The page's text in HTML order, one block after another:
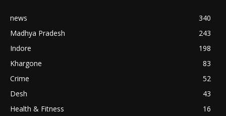
news
340
Madhya Pradesh
243
Indore
198
Khargone
83
Crime
52
Desh
43
Health & Fitness
16